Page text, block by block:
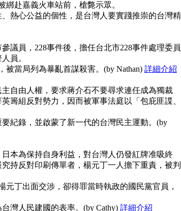
綁赴嘉義火車站前，槍斃示眾。
熱心公益的個性，是台灣人要實踐推崇的台灣精
議員，228事件後，擔任台北市228事件處理委員
員。
被當局列為暴亂首謀殺害。(by Nathan) 詳細介紹
自由人權，要求蔣介石不要尋求連任成為獨裁
籌組反對勢力，因而被軍事法庭以「包庇匪諜、
紀錄，並啟蒙了新一代的台灣民主運動。(by
本為保持自身利益，對台灣人仍發紅牌准吸終
持反對印刷傳單者，楊元丁一人擔下重責，被判
丁出面交涉，卻得罪當時執政的國民黨官員，
灣人民建國的表率。(by Cathy) 詳細介紹